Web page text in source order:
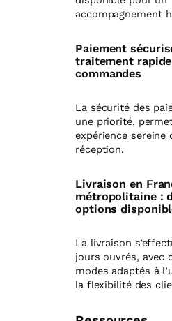
accompagnement
Paiement
traitement
commandes
La sécurité des
une priorité,
expérience sereine
réception.
Livraison en
métropolitaine :
options
La livraison
jours ouvrés, avec
modes adaptés à
la flexibilité des